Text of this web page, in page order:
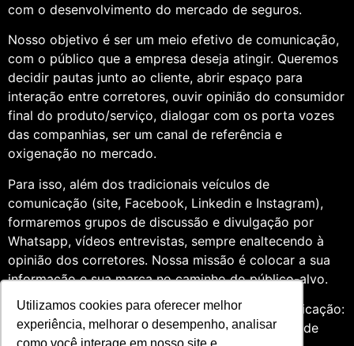
Utilizamos cookies para oferecer melhor
experiência, melhorar o desempenho, analisar
com o desenvolvimento do mercado de seguros.
Nosso objetivo é ser um meio efetivo de comunicação,
com o público que a empresa deseja atingir. Queremos
decidir pautas junto ao cliente, abrir espaço para
interação entre corretores, ouvir opinião do consumidor
final do produto/serviço, dialogar com os porta vozes
das companhias, ser um canal de referência e
oxigenação no mercado.
Para isso, além dos tradicionais veículos de
comunicação (site, Facebook, Linkedin e Instagram),
formaremos grupos de discussão e divulgação por
Whatsapp, vídeos entrevistas, sempre enaltecendo à
opinião dos corretores. Nossa missão é colocar a sua
informação e sua marca no caminho do público-alvo.
Somos profissionais formados na área de comunicação:
Jornalismo e Relações Públicas. Assim, por meio de